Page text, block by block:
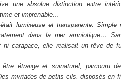
une absolue distinction entre
et imprenable…
lumineuse et transparente. Simple
dans la mer amniotique…
carapace, elle réalisait un rêve de
étrange et surnaturel, parcouru de
myriades de petits cils, disposés en